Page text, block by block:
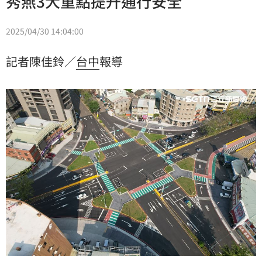
2025/04/30 14:04:00
記者陳佳鈴／台中報導